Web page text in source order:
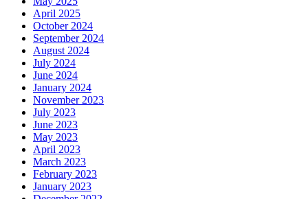
April 2025
October 2024
September 2024
August 2024
July 2024
June 2024
January 2024
November 2023
July 2023
June 2023
May 2023
April 2023
March 2023
February 2023
January 2023